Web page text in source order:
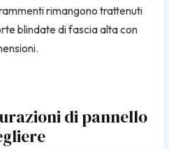
rimangono trattenuti
blindate di fascia alta con
di pannello